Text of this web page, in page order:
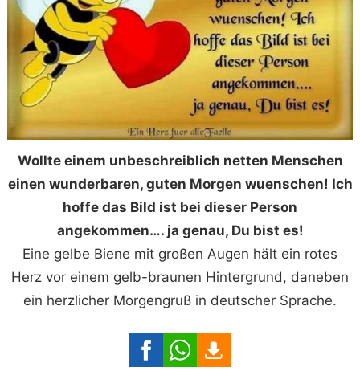
Wollte einem unbeschreiblich netten Menschen
einen wunderbaren, guten Morgen wuenschen! Ich
hoffe das Bild ist bei dieser Person
angekommen…. ja genau, Du bist es!
Eine gelbe Biene mit großen Augen hält ein rotes
Herz vor einem gelb-braunen Hintergrund, daneben
ein herzlicher Morgengruß in deutscher Sprache.